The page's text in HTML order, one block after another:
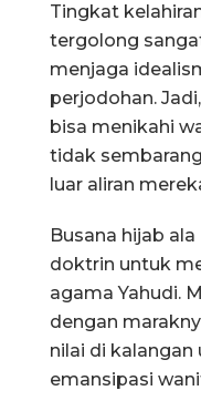
Tingkat
tergolong
menjaga
perjodohan.
bisa menikahi
tidak
luar aliran
Busana hijab
doktrin untuk
agama Yahudi.
dengan
nilai di kalangan
emansipasi